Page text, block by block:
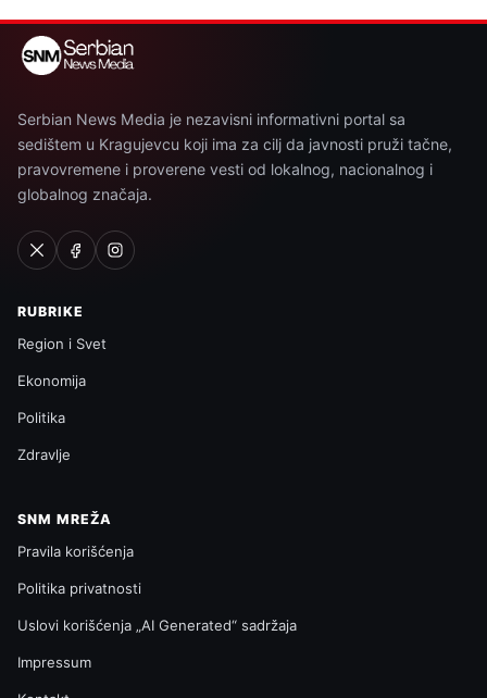
Serbian News Media je nezavisni informativni portal sa
sedištem u Kragujevcu koji ima za cilj da javnosti pruži tačne,
pravovremene i proverene vesti od lokalnog, nacionalnog i
globalnog značaja.
RUBRIKE
Region i Svet
Ekonomija
Politika
Zdravlje
SNM MREŽA
Pravila korišćenja
Politika privatnosti
Uslovi korišćenja „AI Generated“ sadržaja
Impressum